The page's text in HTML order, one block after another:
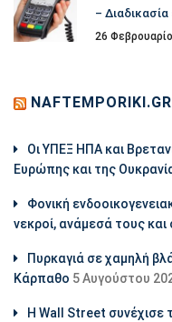
–
26
NAFTEMPORIKI.GR
Οι ΥΠΕΞ ΗΠΑ και
Ευρώπης και της
Φονική
νεκροί, ανάμεσά τους
Πυρκαγιά σε χαμηλή
Κάρπαθο 5 Αυγούστου
Η Wall Street συνέχισε